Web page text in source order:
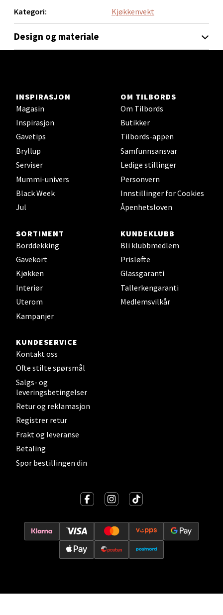
Kategori:
Kjøkkenvekt
Design og materiale
INSPIRASJON
Magasin
Inspirasjon
Gavetips
Bryllup
Serviser
Mummi-univers
Black Week
Jul
OM TILBORDS
Om Tilbords
Butikker
Tilbords-appen
Samfunnsansvar
Ledige stillinger
Personvern
Innstillinger for Cookies
Åpenhetsloven
SORTIMENT
Borddekking
Gavekort
Kjøkken
Interiør
Uterom
Kampanjer
KUNDEKLUBB
Bli klubbmedlem
Prisløfte
Glassgaranti
Tallerkengaranti
Medlemsvilkår
KUNDESERVICE
Kontakt oss
Ofte stilte spørsmål
Salgs- og
leveringsbetingelser
Retur og reklamasjon
Registrer retur
Frakt og leveranse
Betaling
Spor bestillingen din
Åpent i dag 09-18
Oslo - Linderud
Åpent i dag 10-21
Bryne/Jæren - M44
Jupiterveien 2, 4340 Bryne
Åpent i dag 10-20
0 i butikk
Stavanger og Sandnes - Thon
Senter Madla
Åpent i dag 10-20
Levanger - Magneten
Moafjæra 14, 7606 Levanger
Åpent i dag 10-20